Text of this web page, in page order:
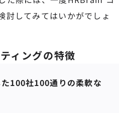
討してみてはいかがでしょ
ィングの特徴
100社100通りの柔軟な